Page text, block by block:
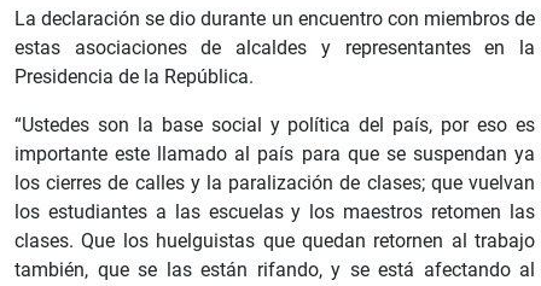
La declaración se dio durante un encuentro con miembros de
estas asociaciones de alcaldes y representantes en la
Presidencia de la República.
“Ustedes son la base social y política del país, por eso es
importante este llamado al país para que se suspendan ya
los cierres de calles y la paralización de clases; que vuelvan
los estudiantes a las escuelas y los maestros retomen las
clases. Que los huelguistas que quedan retornen al trabajo
también, que se las están rifando, y se está afectando al